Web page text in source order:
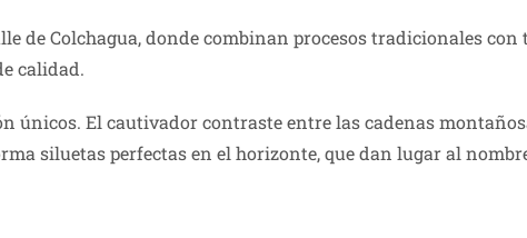
de Colchagua, donde combinan procesos tradicionales con
calidad.
únicos. El cautivador contraste entre las cadenas
siluetas perfectas en el horizonte, que dan lugar al